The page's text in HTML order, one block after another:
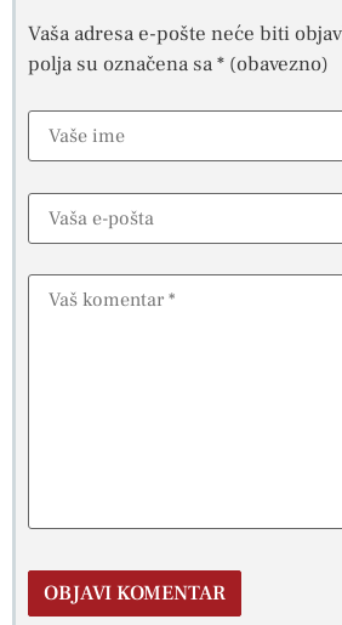
Vaša adresa e-pošte neće biti
polja su označena sa* (obavezno)